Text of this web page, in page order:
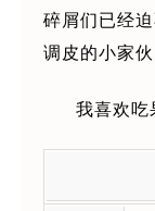
碎屑们已经
调皮的小家伙
我喜欢吃